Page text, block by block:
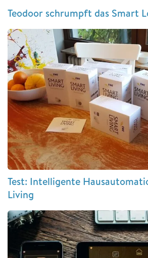
Teodoor schrumpft das Smart
Test: Intelligente
Living